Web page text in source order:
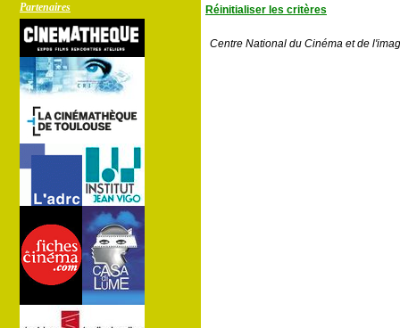
Partenaires
Réinitialiser les critères
Centre National du Cinéma et de